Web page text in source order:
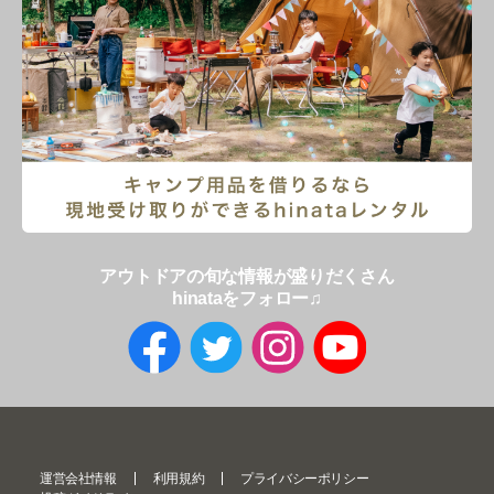
アウトドアの旬な情報が盛りだくさん
hinataをフォロー♫
運営会社情報 利用規約
プライバシーポリシー